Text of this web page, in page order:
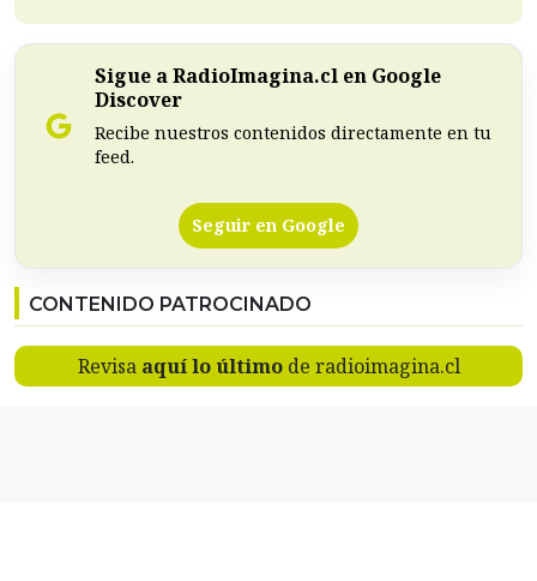
Sigue a RadioImagina.cl en Google
Discover
Recibe nuestros contenidos directamente en tu
feed.
Seguir en Google
CONTENIDO PATROCINADO
Revisa aquí lo últimode radioimagina.cl